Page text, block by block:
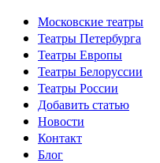
Московские театры
Театры Петербурга
Театры Европы
Театры Белоруссии
Театры России
Добавить статью
Новости
Контакт
Блог